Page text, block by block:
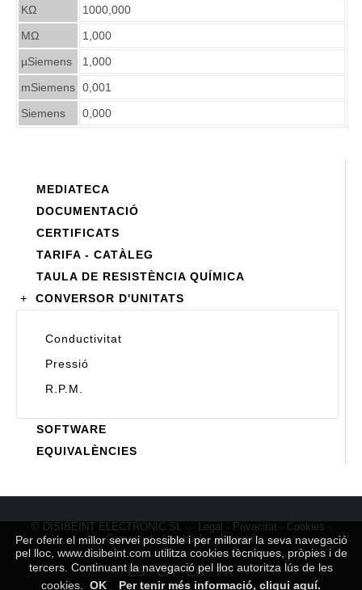
KΩ
1000,000
MΩ
1,000
µSiemens
1,000
mSiemens 0,001
Siemens
0,000
MEDIATECA
DOCUMENTACIÓ
CERTIFICATS
TARIFA - CATÀLEG
TAULA DE RESISTÈNCIA QUÍMICA
+
CONVERSOR D'UNITATS
Conductivitat
Pressió
R.P.M.
SOFTWARE
EQUIVALÈNCIES
© DISIBEINT ELECTRONIC SL ··· Legal · Privacitat · Cookies ·
Comercial·facebook- glacom®
ES CA EN FR
Per oferir el millor servei possible i per millorar la seva navegació
pel lloc, www.disibeint.com utilitza cookies tècniques, pròpies i de
tercers. Continuant la navegació pel lloc autoritza lús de les
cookies.
OK Per tenir més informació, cliqui aquí.